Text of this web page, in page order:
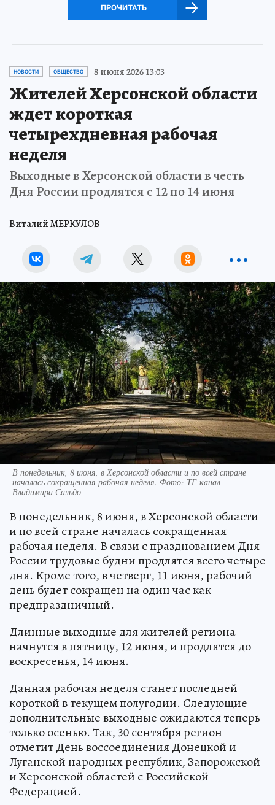
ПРОЧИТАТЬ
НОВОСТИ ОБЩЕСТВО 8 июня 2026 13:03
Жителей Херсонской области
ждет короткая
четырехдневная рабочая
неделя
Выходные в Херсонской области в честь
Дня России продлятся с 12 по 14 июня
Виталий МЕРКУЛОВ
В понедельник, 8 июня, в Херсонской области и по всей стране
началась сокращенная рабочая неделя. Фото: ТГ-канал
Владимира Сальдо
В понедельник, 8 июня, в Херсонской области
и по всей стране началась сокращенная
рабочая неделя. В связи с празднованием Дня
России трудовые будни продлятся всего четыре
дня. Кроме того, в четверг, 11 июня, рабочий
день будет сокращен на один час как
предпраздничный.
Длинные выходные для жителей региона
начнутся в пятницу, 12 июня, и продлятся до
воскресенья, 14 июня.
Данная рабочая неделя станет последней
короткой в текущем полугодии. Следующие
дополнительные выходные ожидаются теперь
только осенью. Так, 30 сентября регион
отметит День воссоединения Донецкой и
Луганской народных республик, Запорожской
и Херсонской областей с Российской
Федерацией.